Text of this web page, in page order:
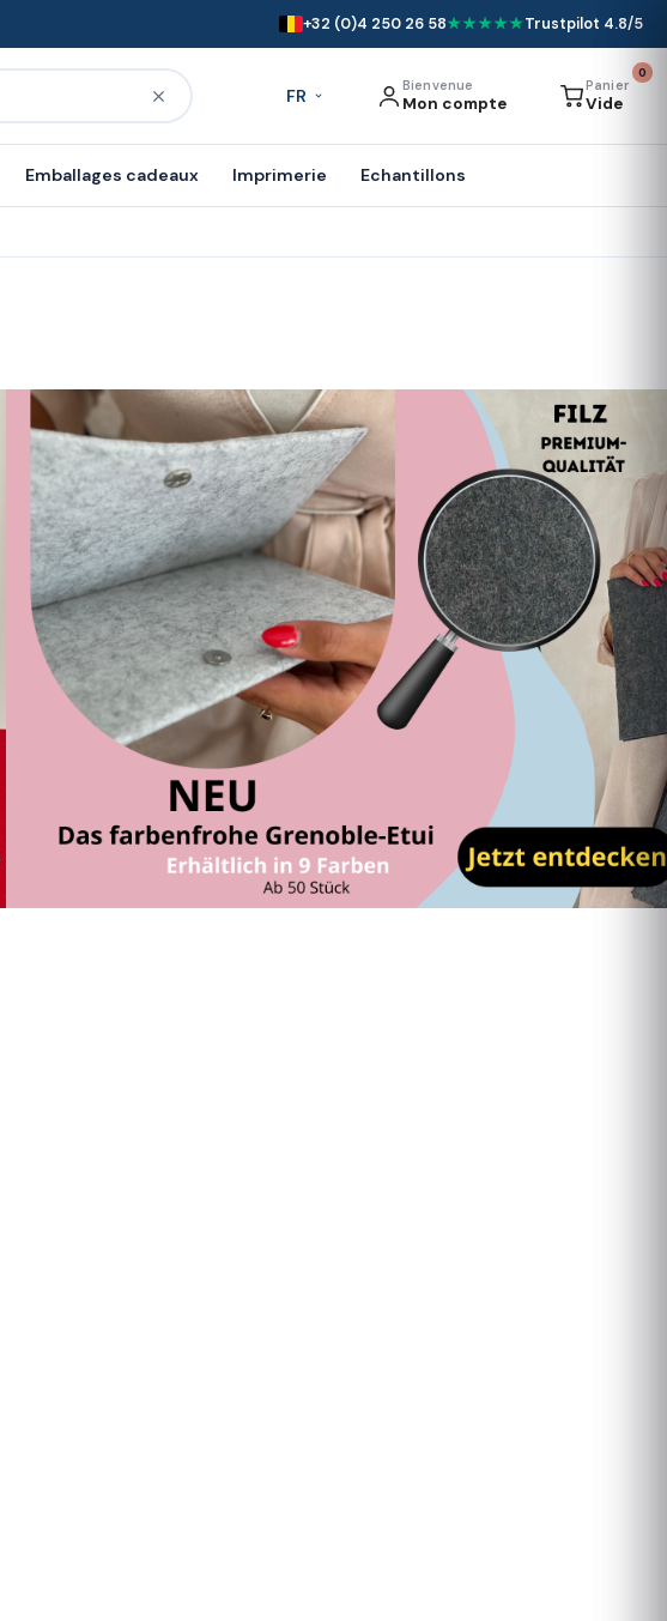
+32 (0)4 250 26 58★★★★★Trustpilot 4.8/5
FR Bienvenue
Mon compte
0
Panier
Vide
Emballages cadeaux Imprimerie Echantillons